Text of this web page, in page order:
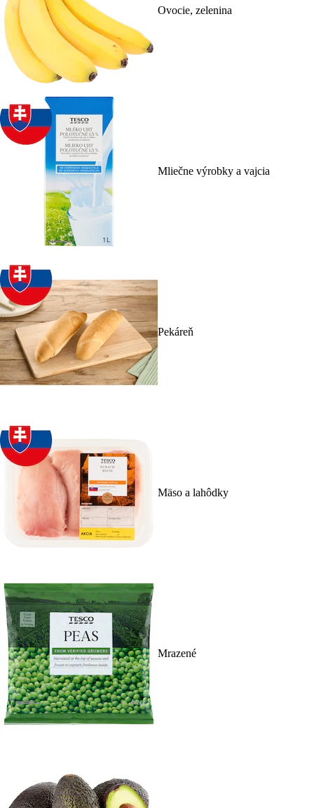
Ovocie, zelenina
Mliečne výrobky a vajcia
Pekáreň
Mäso a lahôdky
Mrazené